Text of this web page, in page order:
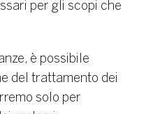
per gli scopi che
è possibile
del trattamento dei
solo per